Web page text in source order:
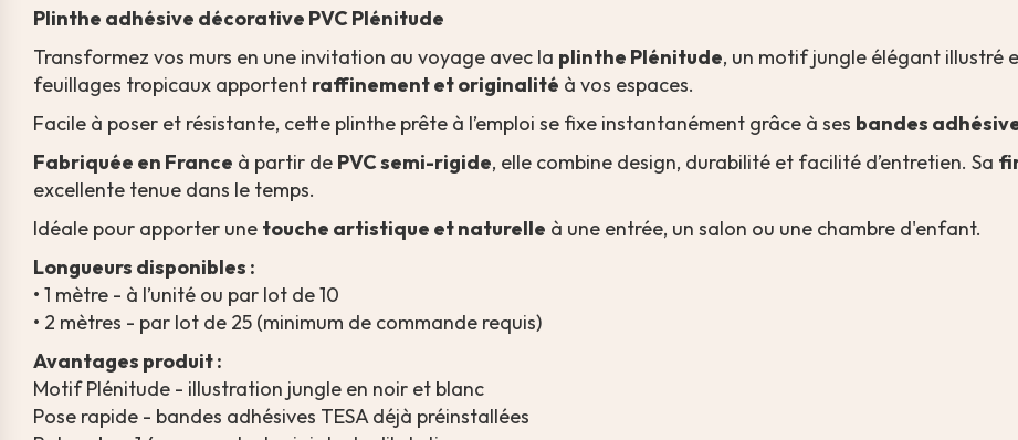
Plinthe adhésive décorative PVC Plénitude
Transformez vos murs en une invitation au voyage avec la plinthe Plénitude, un motif jungle élégant illustré
feuillages tropicaux apportent raffinement et originalité à vos espaces.
Facile à poser et résistante, cette plinthe prête à l’emploi se fixe instantanément grâce à ses bandes
Fabriquée en France à partir de PVC semi-rigide, elle combine design, durabilité et facilité d’entretien. Sa
excellente tenue dans le temps.
Idéale pour apporter une touche artistique et naturelle à une entrée, un salon ou une chambre d'enfant.
Longueurs disponibles :
• 1 mètre - à l’unité ou par lot de 10
• 2 mètres - par lot de 25 (minimum de commande requis)
Avantages produit :
Motif Plénitude - illustration jungle en noir et blanc
Pose rapide - bandes adhésives TESA déjà préinstallées